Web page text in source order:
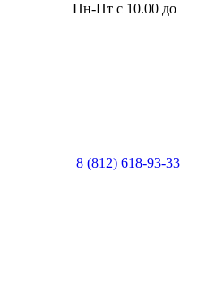
Пн-Пт с 10.00 до
8 (812) 618-93-33